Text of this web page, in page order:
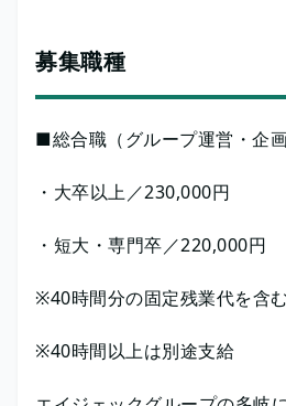
募集職種
■総合職（グループ運営・企画
・大卒以上／230,000円
・短大・専門卒／220,000円
※40時間分の固定残業代を含む
※40時間以上は別途支給